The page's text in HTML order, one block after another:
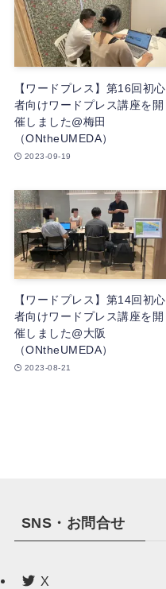
【ワードプレス】第16回初心
者向けワードプレス講座を開
催しました@梅田
（ONtheUMEDA）
2023-09-19
【ワードプレス】第14回初心
者向けワードプレス講座を開
催しました@大阪
（ONtheUMEDA）
2023-08-21
SNS・お問合せ
X